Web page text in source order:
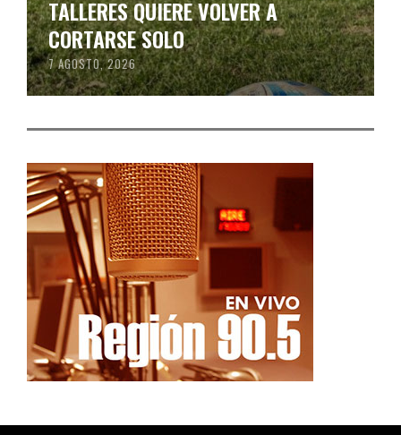
TALLERES QUIERE VOLVER A
CORTARSE SOLO
7 AGOSTO, 2026